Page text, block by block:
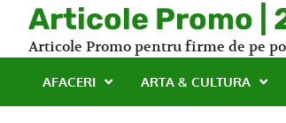
content
Articole Promo |
Articole Promo pentru firme de pe
AFACERI ARTA & CULTURA